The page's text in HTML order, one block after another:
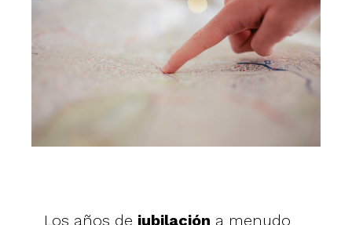
Los años de jubilación a menudo